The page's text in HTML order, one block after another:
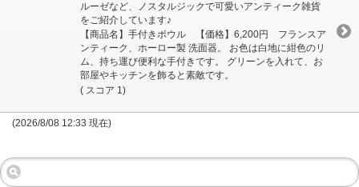
ルーゼなど、ノスタルジックで可愛いアンティーク雑貨
をご紹介しています♪
【商品名】手付きボウル 【価格】6,200円 フランスア
ンティーク、ホーロー製 洗面器。 お色は白地に紺色のリ
ム、持ち運び便利な手付きです。 グリーンを入れて、お
部屋やキッチンを飾ると素敵です。
( スコア 1)
(2026/8/08 12:33 現在)